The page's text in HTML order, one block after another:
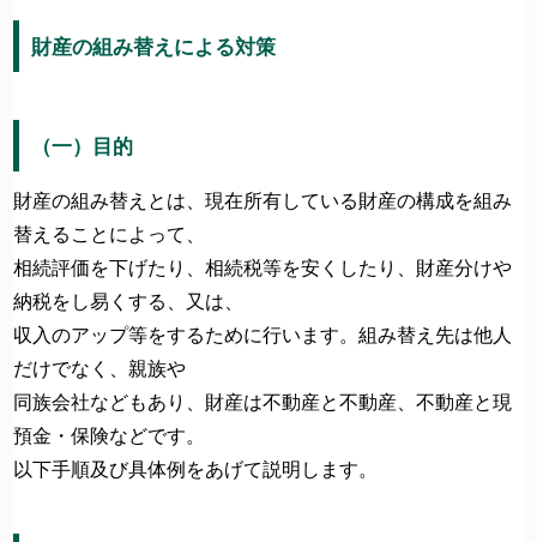
財産の組み替えによる対策
（一）目的
財産の組み替えとは、現在所有している財産の構成を組み
替えることによって、
相続評価を下げたり、相続税等を安くしたり、財産分けや
納税をし易くする、又は、
収入のアップ等をするために行います。組み替え先は他人
だけでなく、親族や
同族会社などもあり、財産は不動産と不動産、不動産と現
預金・保険などです。
以下手順及び具体例をあげて説明します。